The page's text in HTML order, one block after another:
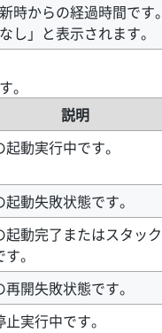
時からの経過時間です。
」と表示されます。
。
説明
動実行中です。
動失敗状態です。
起動完了またはスタッ
。
開失敗状態です。
実行中です。